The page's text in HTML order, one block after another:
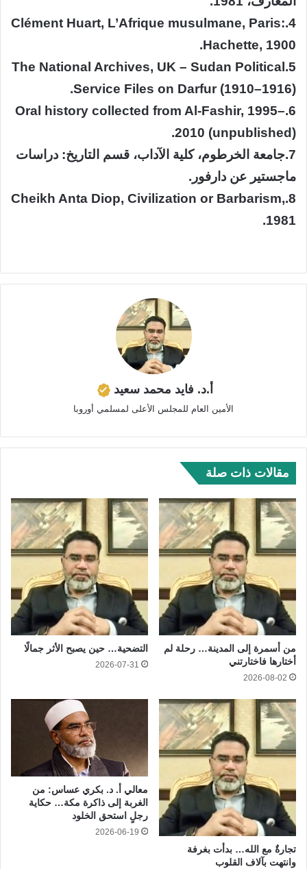
​4.​Clément Huart, L’Afrique musulmane, Paris:
Hachette, 1900.
​5.​The National Archives, UK – Sudan Political
Service Files on Darfur (1910–1916).
​6.​Oral history collected from Al-Fashir, 1995–
2010 (unpublished).
​7.​جامعة الخرطوم، كلية الآداب، قسم التاريخ: دراسات
ماجستير عن دارفور.
​8.​Cheikh Anta Diop, Civilization or Barbarism,
1981.
أ.د. فايد محمد سعيد
الأمين العام للمجلس الأعلى لمسلمي أوروبا
مقالات ذات صلة
من أسمرة إلى المدينة… رحلة لم
أختارها فاختارتني
2026-08-02
التضحية… حين يصبح الأثر جمالًا
2026-07-31
تجارةٌ مع الله… بدأت بغرفة
وانتهت بآلاف القلوب
معالي أ. د. بكري عساس: من
الغربة إلى ذاكرة مكة… حكاية
رجلٍ استحق الخلود
2026-06-19